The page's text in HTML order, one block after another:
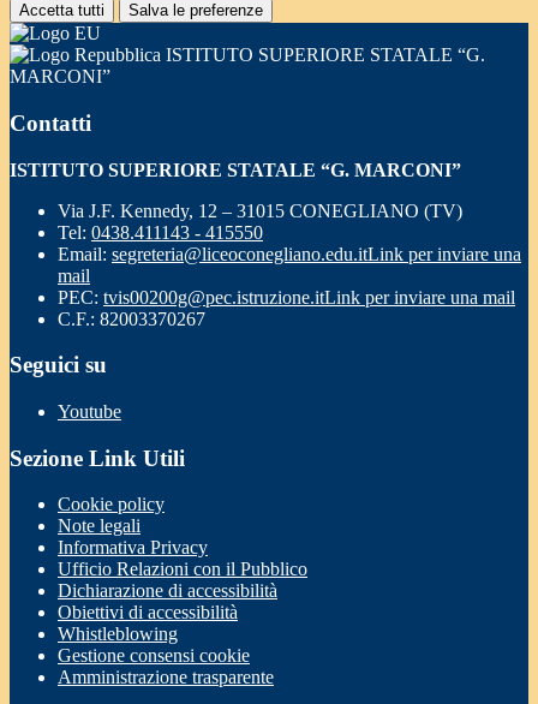
Accetta tutti Salva le preferenze
ISTITUTO SUPERIORE STATALE “G.
MARCONI”
Contatti
ISTITUTO SUPERIORE STATALE “G. MARCONI”
Via J.F. Kennedy, 12 – 31015 CONEGLIANO (TV)
Tel: 0438.411143 - 415550
Email: segreteria@liceoconegliano.edu.itLink per inviare una
mail
PEC: tvis00200g@pec.istruzione.itLink per inviare una mail
C.F.: 82003370267
Seguici su
Youtube
Sezione Link Utili
Cookie policy
Note legali
Informativa Privacy
Ufficio Relazioni con il Pubblico
Dichiarazione di accessibilità
Obiettivi di accessibilità
Whistleblowing
Gestione consensi cookie
Amministrazione trasparente